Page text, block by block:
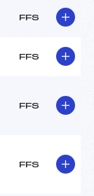
FFS
FFS
FFS
FFS